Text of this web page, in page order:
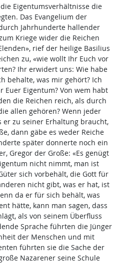
Eigentumsverhältnisse die
Das Evangelium der
Jahrhunderte hallender
Kriege wider die Reichen
rief der heilige Basilius
zu, «wie wollt Ihr Euch vor
Ihr erwidert uns: Wie habe
behalte, was mir gehört? Ich
Euer Eigentum? Von wem habt
die Reichen reich, als durch
allen gehören? Wenn jeder
zu seiner Erhaltung braucht,
dann gäbe es weder Reiche
später donnerte noch ein
Gregor der Große: «Es genügt
nicht nimmt, man ist
sich vorbehält, die Gott für
nicht gibt, was er hat, ist
da er für sich behält, was
hätte, kann man sagen, dass
als von seinem Überfluss
Sprache führten die Jünger
der Menschen und mit
führten sie die Sache der
Nazarener seine Schule